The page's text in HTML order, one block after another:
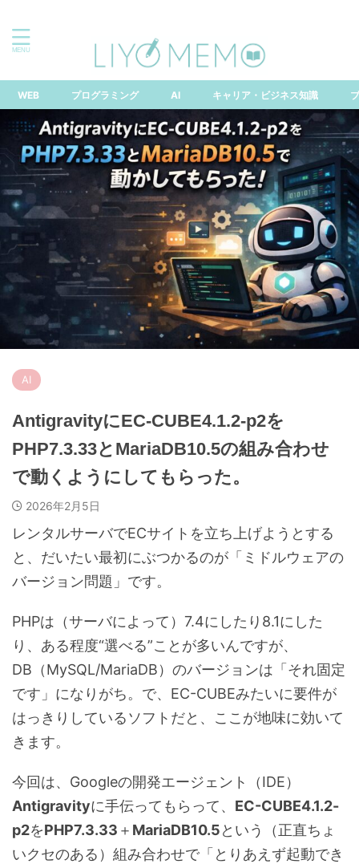
WEB プログラミング AI キャリア・ビジネス知識
AI
AntigravityにEC-CUBE4.1.2-p2を
PHP7.3.33とMariaDB10.5の組み合わせ
で動くようにしてもらった。
2026年2月5日
レンタルサーバでECサイトを立ち上げようとする
と、だいたい最初にぶつかるのが「ミドルウェアの
バージョン問題」です。
PHPは（サーバによって）7.4にしたり8.1にした
り、ある程度“選べる”ことが多いんですが、
DB（MySQL/MariaDB）のバージョンは「それ固定
です」になりがち。で、EC-CUBEみたいに要件が
はっきりしているソフトだと、ここが地味に効いて
きます。
今回は、Googleの開発エージェント（IDE）
Antigravityに手伝ってもらって、 EC-CUBE4.1.2-
p2をPHP7.3.33 ＋ MariaDB10.5という（正直ちょ
いクセのある）組み合わせで「とりあえず起動でき